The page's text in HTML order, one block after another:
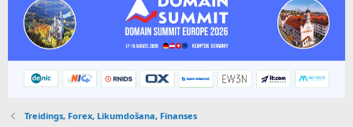
Treidings, Forex, Likumdošana, Finanses